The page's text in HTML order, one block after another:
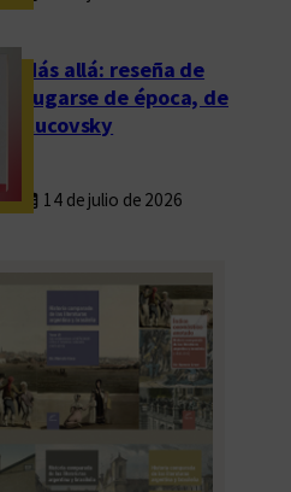
Más allá: reseña de
Fugarse de época, de
Rucovsky
14 de julio de 2026